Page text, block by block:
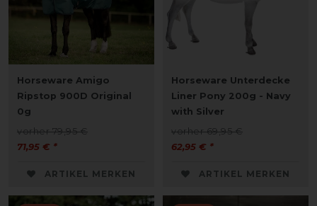
Horseware Amigo
Ripstop 900D Original
0g
vorher 79,95 €
71,95 € *
ARTIKEL MERKEN
Horseware Unterdecke
Liner Pony 200g - Navy
with Silver
vorher 69,95 €
62,95 € *
ARTIKEL MERKEN